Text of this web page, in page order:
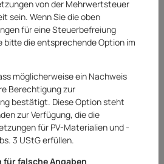
Metall
x 6 x 22,23 mm 741472-
von der Mehrwertsteuer
sein. Wenn Sie die oben
für eine Steuerbefreiung
bitte die entsprechende Option im
möglicherweise ein Nachweis
Berechtigung zur
bestätigt. Diese Option steht
zur Verfügung, die die
für PV-Materialien und -
3 UStG erfüllen.
für falsche Angaben